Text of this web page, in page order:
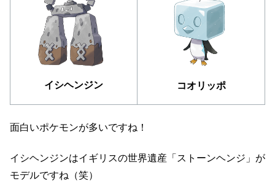
イシヘンジン コオリッポ
面白いポケモンが多いですね！
イシヘンジンはイギリスの世界遺産「ストーンヘンジ」が
モデルですね（笑）